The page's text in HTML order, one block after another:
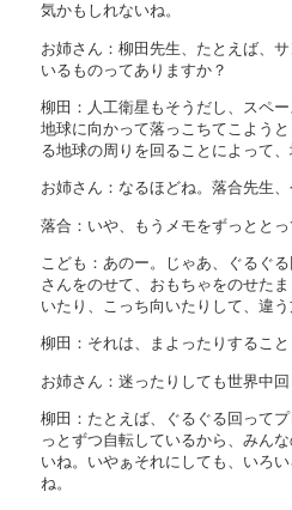
気かもしれないね。
お姉さん：柳田先生、たとえば、
いるものってありますか？
柳田：人工衛星もそうだし、スペ
地球に向かって落っこちてこよう
る地球の周りを回ることによって
お姉さん：なるほどね。落合先生
落合：いや、もうメモをずっとと
こども：あのー。じゃあ、ぐるぐ
さんをのせて、おもちゃをのせた
いたり、こっち向いたりして、違
柳田：それは、まよったりすること
お姉さん：迷ったりしても世界中回
柳田：たとえば、ぐるぐる回って
っとずつ自転しているから、みん
いね。いやぁそれにしても、いろ
ね。